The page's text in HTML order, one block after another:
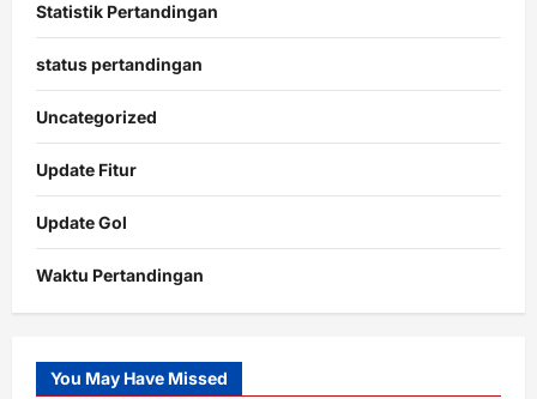
Statistik Pertandingan
status pertandingan
Uncategorized
Update Fitur
Update Gol
Waktu Pertandingan
Slot
Gacor
You May Have Missed